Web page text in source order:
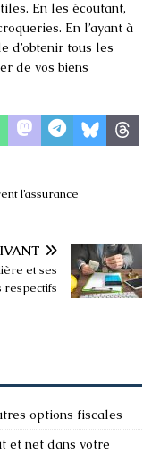
En les écoutant,
En l’ayant à
d’obtenir tous les
de vos biens
l’assurance
et ses
respectifs
options fiscales
et net dans votre